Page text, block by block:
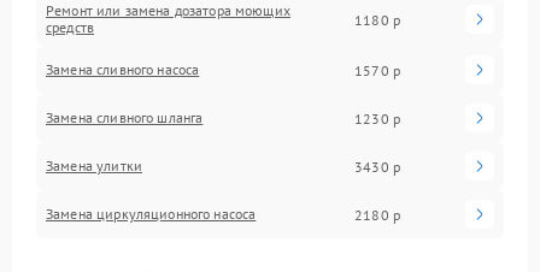
Ремонт или замена дозатора моющих
средств
1180 р
Замена сливного насоса 1570 р
Замена сливного шланга 1230 р
Замена улитки 3430 р
Замена циркуляционного насоса 2180 р